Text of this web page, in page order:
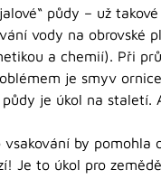
půdy – už
vody na obrovské
a chemií). Při
je smyv
je úkol na
by
Je to úkol pro